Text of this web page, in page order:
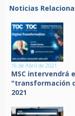
Noticias
16 de Abril de 2021
MSC intervendrá
"transformación
2021